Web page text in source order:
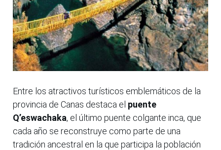
Entre los atractivos turísticos emblemáticos de la
provincia de Canas destaca el puente
Q’eswachaka, el último puente colgante inca, que
cada año se reconstruye como parte de una
tradición ancestral en la que participa la población